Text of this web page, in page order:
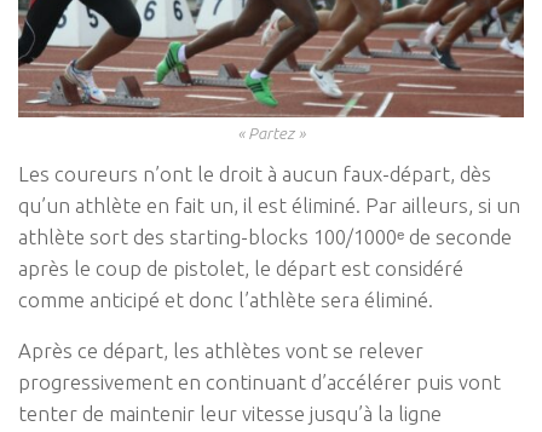
« Partez »
Les coureurs n’ont le droit à aucun faux-départ, dès
qu’un athlète en fait un, il est éliminé. Par ailleurs, si un
athlète sort des starting-blocks 100/1000ᵉ de seconde
après le coup de pistolet, le départ est considéré
comme anticipé et donc l’athlète sera éliminé.
Après ce départ, les athlètes vont se relever
progressivement en continuant d’accélérer puis vont
tenter de maintenir leur vitesse jusqu’à la ligne